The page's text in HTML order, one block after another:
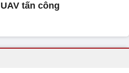
UAV tấn công